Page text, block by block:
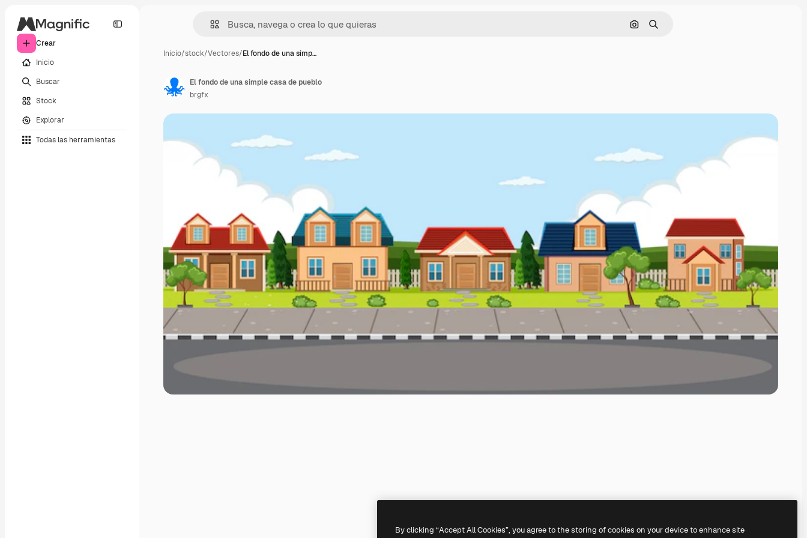
Crear
Inicio
Buscar
Stock
Explorar
Todas las herramientas
Buscar por imagen
Buscar
Inicio/stock/Vectores/El fondo de una simp…
El fondo de una simple casa de pueblo
brgfx
By clicking “Accept All Cookies”, you agree to the storing of cookies on your device to enhance site